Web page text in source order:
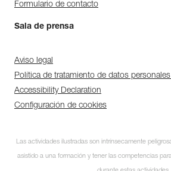
Formulario de contacto
Sala de prensa
Aviso legal
Política de tratamiento de datos
Accessibility Declaration
Configuración de cookies
Las actividades ilustradas son intrínsecamente
asistido a una formación y tener las competencias